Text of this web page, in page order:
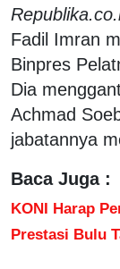
Fadil Imran
Binpres
Dia
Achmad
jabatannya
Baca Juga :
KONI Harap
Prestasi Bulu